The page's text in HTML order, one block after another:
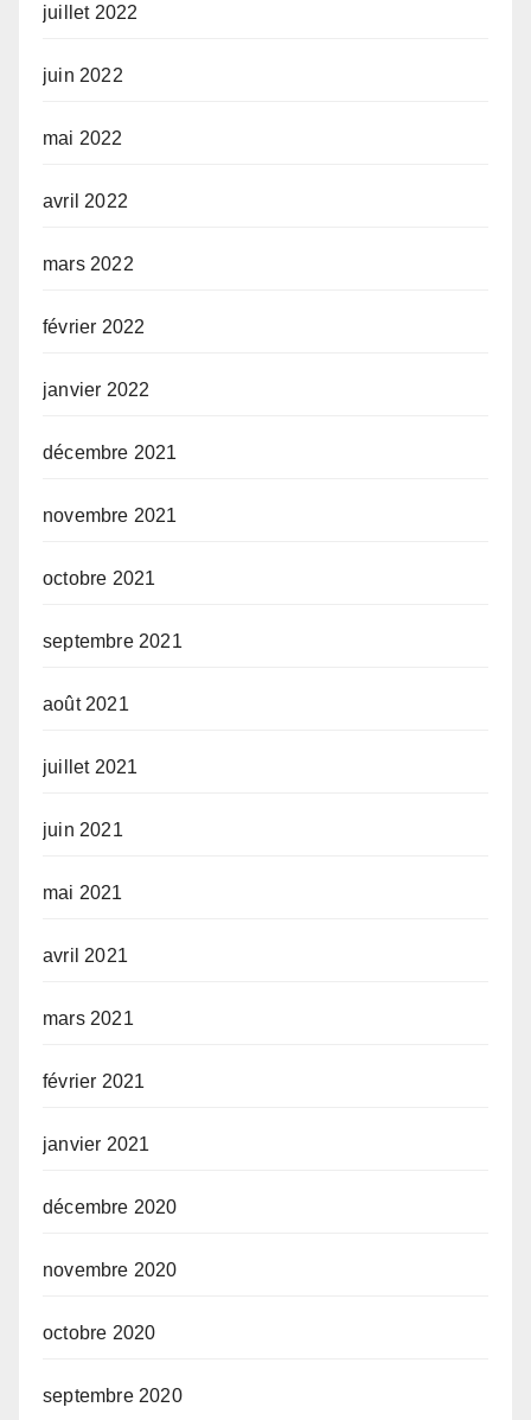
juillet 2022
juin 2022
mai 2022
avril 2022
mars 2022
février 2022
janvier 2022
décembre 2021
novembre 2021
octobre 2021
septembre 2021
août 2021
juillet 2021
juin 2021
mai 2021
avril 2021
mars 2021
février 2021
janvier 2021
décembre 2020
novembre 2020
octobre 2020
septembre 2020